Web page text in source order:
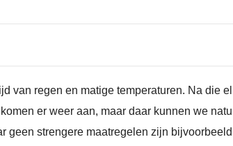
van regen en matige temperaturen. Na die
er weer aan, maar daar kunnen we
strengere maatregelen zijn